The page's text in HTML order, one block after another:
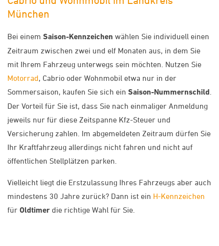
München
Bei einem Saison-Kennzeichen wählen Sie individuell einen
Zeitraum zwischen zwei und elf Monaten aus, in dem Sie
mit Ihrem Fahrzeug unterwegs sein möchten. Nutzen Sie
Motorrad, Cabrio oder Wohnmobil etwa nur in der
Sommersaison, kaufen Sie sich ein Saison-Nummernschild
Der Vorteil für Sie ist, dass Sie nach einmaliger Anmeldung
jeweils nur für diese Zeitspanne Kfz-Steuer und
Versicherung zahlen. Im abgemeldeten Zeitraum dürfen Sie
Ihr Kraftfahrzeug allerdings nicht fahren und nicht auf
öffentlichen Stellplätzen parken.
Vielleicht liegt die Erstzulassung Ihres Fahrzeugs aber auch
mindestens 30 Jahre zurück? Dann ist ein H-Kennzeichen
für Oldtimer die richtige Wahl für Sie.